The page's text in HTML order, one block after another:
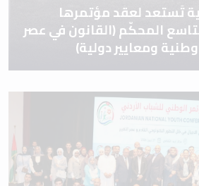
تَستعد لعقد مؤتمرها
المحكّم (القانون في عصر
ومعايير دولية)